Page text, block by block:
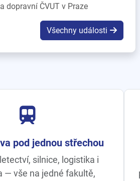
dopravní ČVUT v Praze
Všechny události
pod jednou střechou
silnice, logistika i
— vše na jedné fakultě,